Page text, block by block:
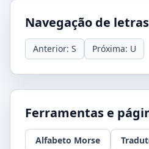
Navegação de letras
Anterior: S Próxima: U
Ferramentas e
Alfabeto Morse